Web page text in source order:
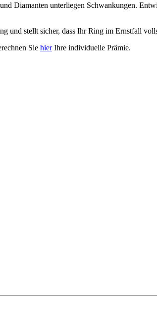
Diamanten unterliegen Schwankungen.
und stellt sicher, dass Ihr Ring im Ernstfall
Sie hierIhre individuelle Prämie.